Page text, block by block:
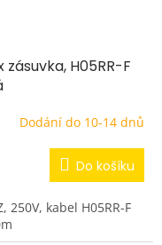
H05RR-F
Dodání do 10-14 dnů
Do košíku
250V, kabel H05RR-F